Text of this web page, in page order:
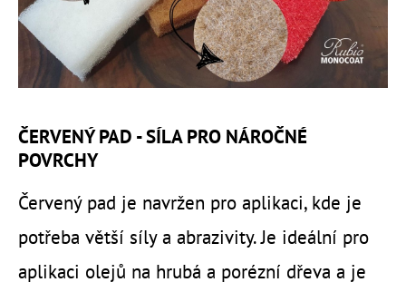
ČERVENÝ PAD - SÍLA PRO NÁROČNÉ
POVRCHY
Červený pad je navržen pro aplikaci, kde je
potřeba větší síly a abrazivity. Je ideální pro
aplikaci olejů na hrubá a porézní dřeva a je